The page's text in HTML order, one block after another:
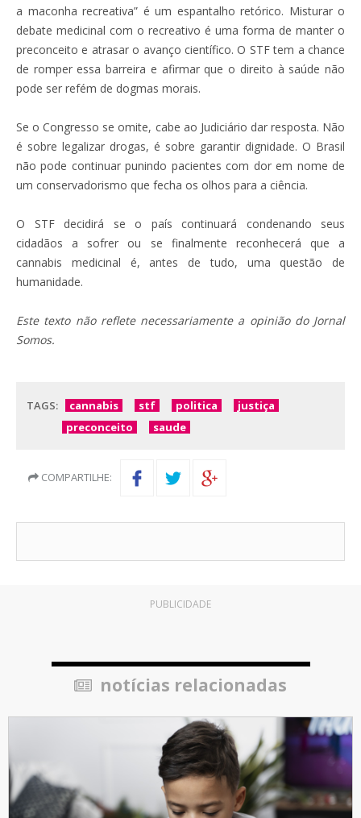
a maconha recreativa” é um espantalho retórico. Misturar o
debate medicinal com o recreativo é uma forma de manter o
preconceito e atrasar o avanço científico. O STF tem a chance
de romper essa barreira e afirmar que o direito à saúde não
pode ser refém de dogmas morais.
Se o Congresso se omite, cabe ao Judiciário dar resposta. Não
é sobre legalizar drogas, é sobre garantir dignidade. O Brasil
não pode continuar punindo pacientes com dor em nome de
um conservadorismo que fecha os olhos para a ciência.
O STF decidirá se o país continuará condenando seus
cidadãos a sofrer ou se finalmente reconhecerá que a
cannabis medicinal é, antes de tudo, uma questão de
humanidade.
Este texto não reflete necessariamente a opinião do Jornal
Somos.
TAGS: cannabis stf politica
justiça
preconceito
saude
COMPARTILHE:
PUBLICIDADE
notícias relacionadas